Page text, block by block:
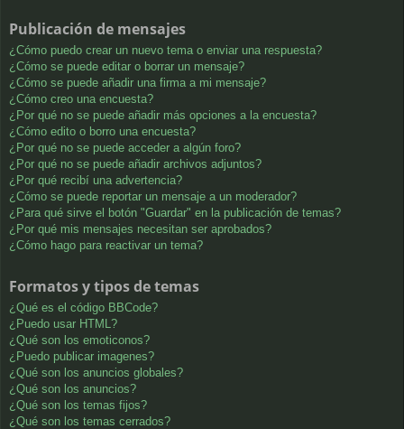
Publicación de mensajes
¿Cómo puedo crear un nuevo tema o enviar una respuesta?
¿Cómo se puede editar o borrar un mensaje?
¿Cómo se puede añadir una firma a mi mensaje?
¿Cómo creo una encuesta?
¿Por qué no se puede añadir más opciones a la encuesta?
¿Cómo edito o borro una encuesta?
¿Por qué no se puede acceder a algún foro?
¿Por qué no se puede añadir archivos adjuntos?
¿Por qué recibí una advertencia?
¿Cómo se puede reportar un mensaje a un moderador?
¿Para qué sirve el botón "Guardar" en la publicación de temas?
¿Por qué mis mensajes necesitan ser aprobados?
¿Cómo hago para reactivar un tema?
Formatos y tipos de temas
¿Qué es el código BBCode?
¿Puedo usar HTML?
¿Qué son los emoticonos?
¿Puedo publicar imagenes?
¿Qué son los anuncios globales?
¿Qué son los anuncios?
¿Qué son los temas fijos?
¿Qué son los temas cerrados?